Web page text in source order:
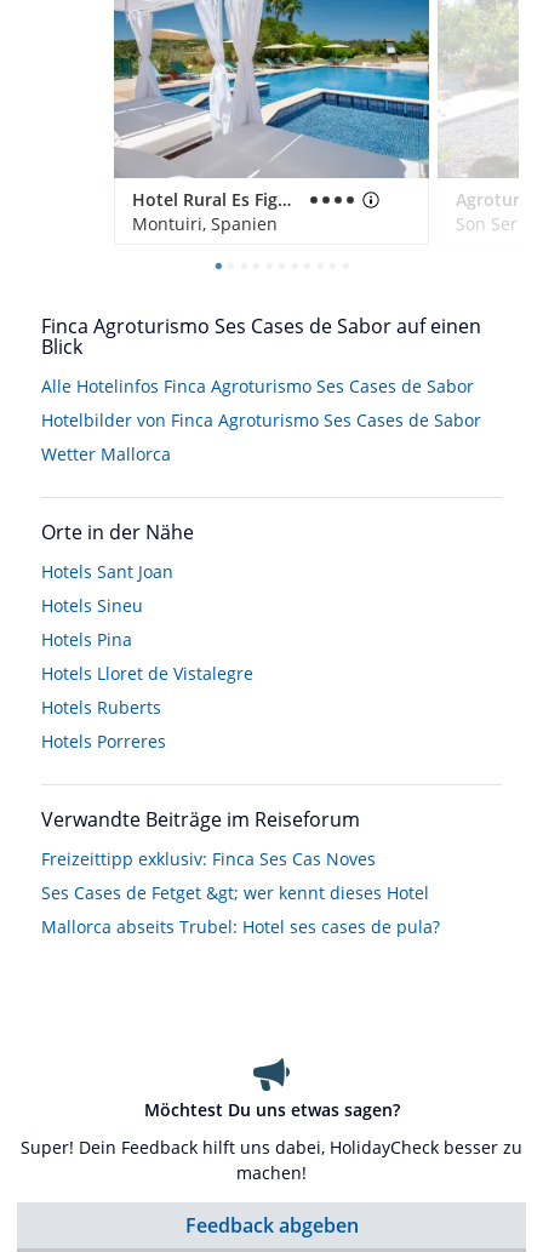
Hotel Rural Es Figueral Nou
Montuiri, Spanien
Son
Finca Agroturismo Ses Cases de Sabor auf einen
Blick
Alle Hotelinfos Finca Agroturismo Ses Cases de Sabor
Hotelbilder von Finca Agroturismo Ses Cases de Sabor
Wetter Mallorca
Orte in der Nähe
Hotels Sant Joan
Hotels Sineu
Hotels Pina
Hotels Lloret de Vistalegre
Hotels Ruberts
Hotels Porreres
Verwandte Beiträge im Reiseforum
Freizeittipp exklusiv: Finca Ses Cas Noves
Ses Cases de Fetget &gt; wer kennt dieses Hotel
Mallorca abseits Trubel: Hotel ses cases de pula?
Möchtest Du uns etwas sagen?
Super! Dein Feedback hilft uns dabei, HolidayCheck besser zu
machen!
Feedback abgeben